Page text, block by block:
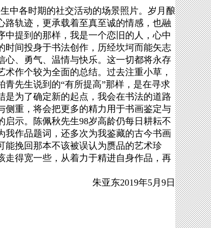
中各时期的社交活动的场景照片。岁月酿
轨迹，更承载着至真至诚的情感，也融
提到的那样，我是一个恋旧的人，心中
间投身于书法创作，历经坎坷而能矢志
、勇气、温情与快乐。这一切都将永存
作个较为全面的总结。过去注重小草，
先生说到的“有所提高”那样，是在寻求
为了确定新的起点，我会在书法的道路
侧重，将会把更多的精力用于书画鉴定与
示。陈佩秋先生98岁高龄仍每日耕耘不
作品题词，还多次为我鉴藏的古今书画
能挽回那本不该被误认为赝品的艺术珍
走得宽一些，从着力于精进自身作品，再
朱亚东2019年5月9日